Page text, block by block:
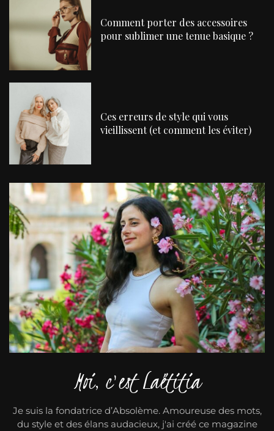
Comment porter des accessoires
pour sublimer une tenue basique ?
Ces erreurs de style qui vous
vieillissent (et comment les éviter)
Moi, c'est Laëtitia
Je suis la fondatrice d’Absolème. Amoureuse des mots,
du style et des élans audacieux, j'ai créé ce magazine